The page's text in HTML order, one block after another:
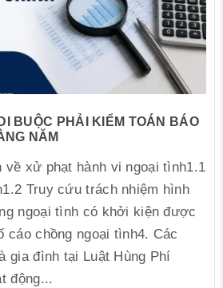
BUỘC PHẢI KIỂM TOÁN BÁO
NĂM
về xử phạt hành vi ngoại tình1.1
Truy cứu trách nhiệm hình
ngoại tình có khởi kiện được
cáo chồng ngoại tình4. Các
gia đình tại Luật Hùng Phí
động...